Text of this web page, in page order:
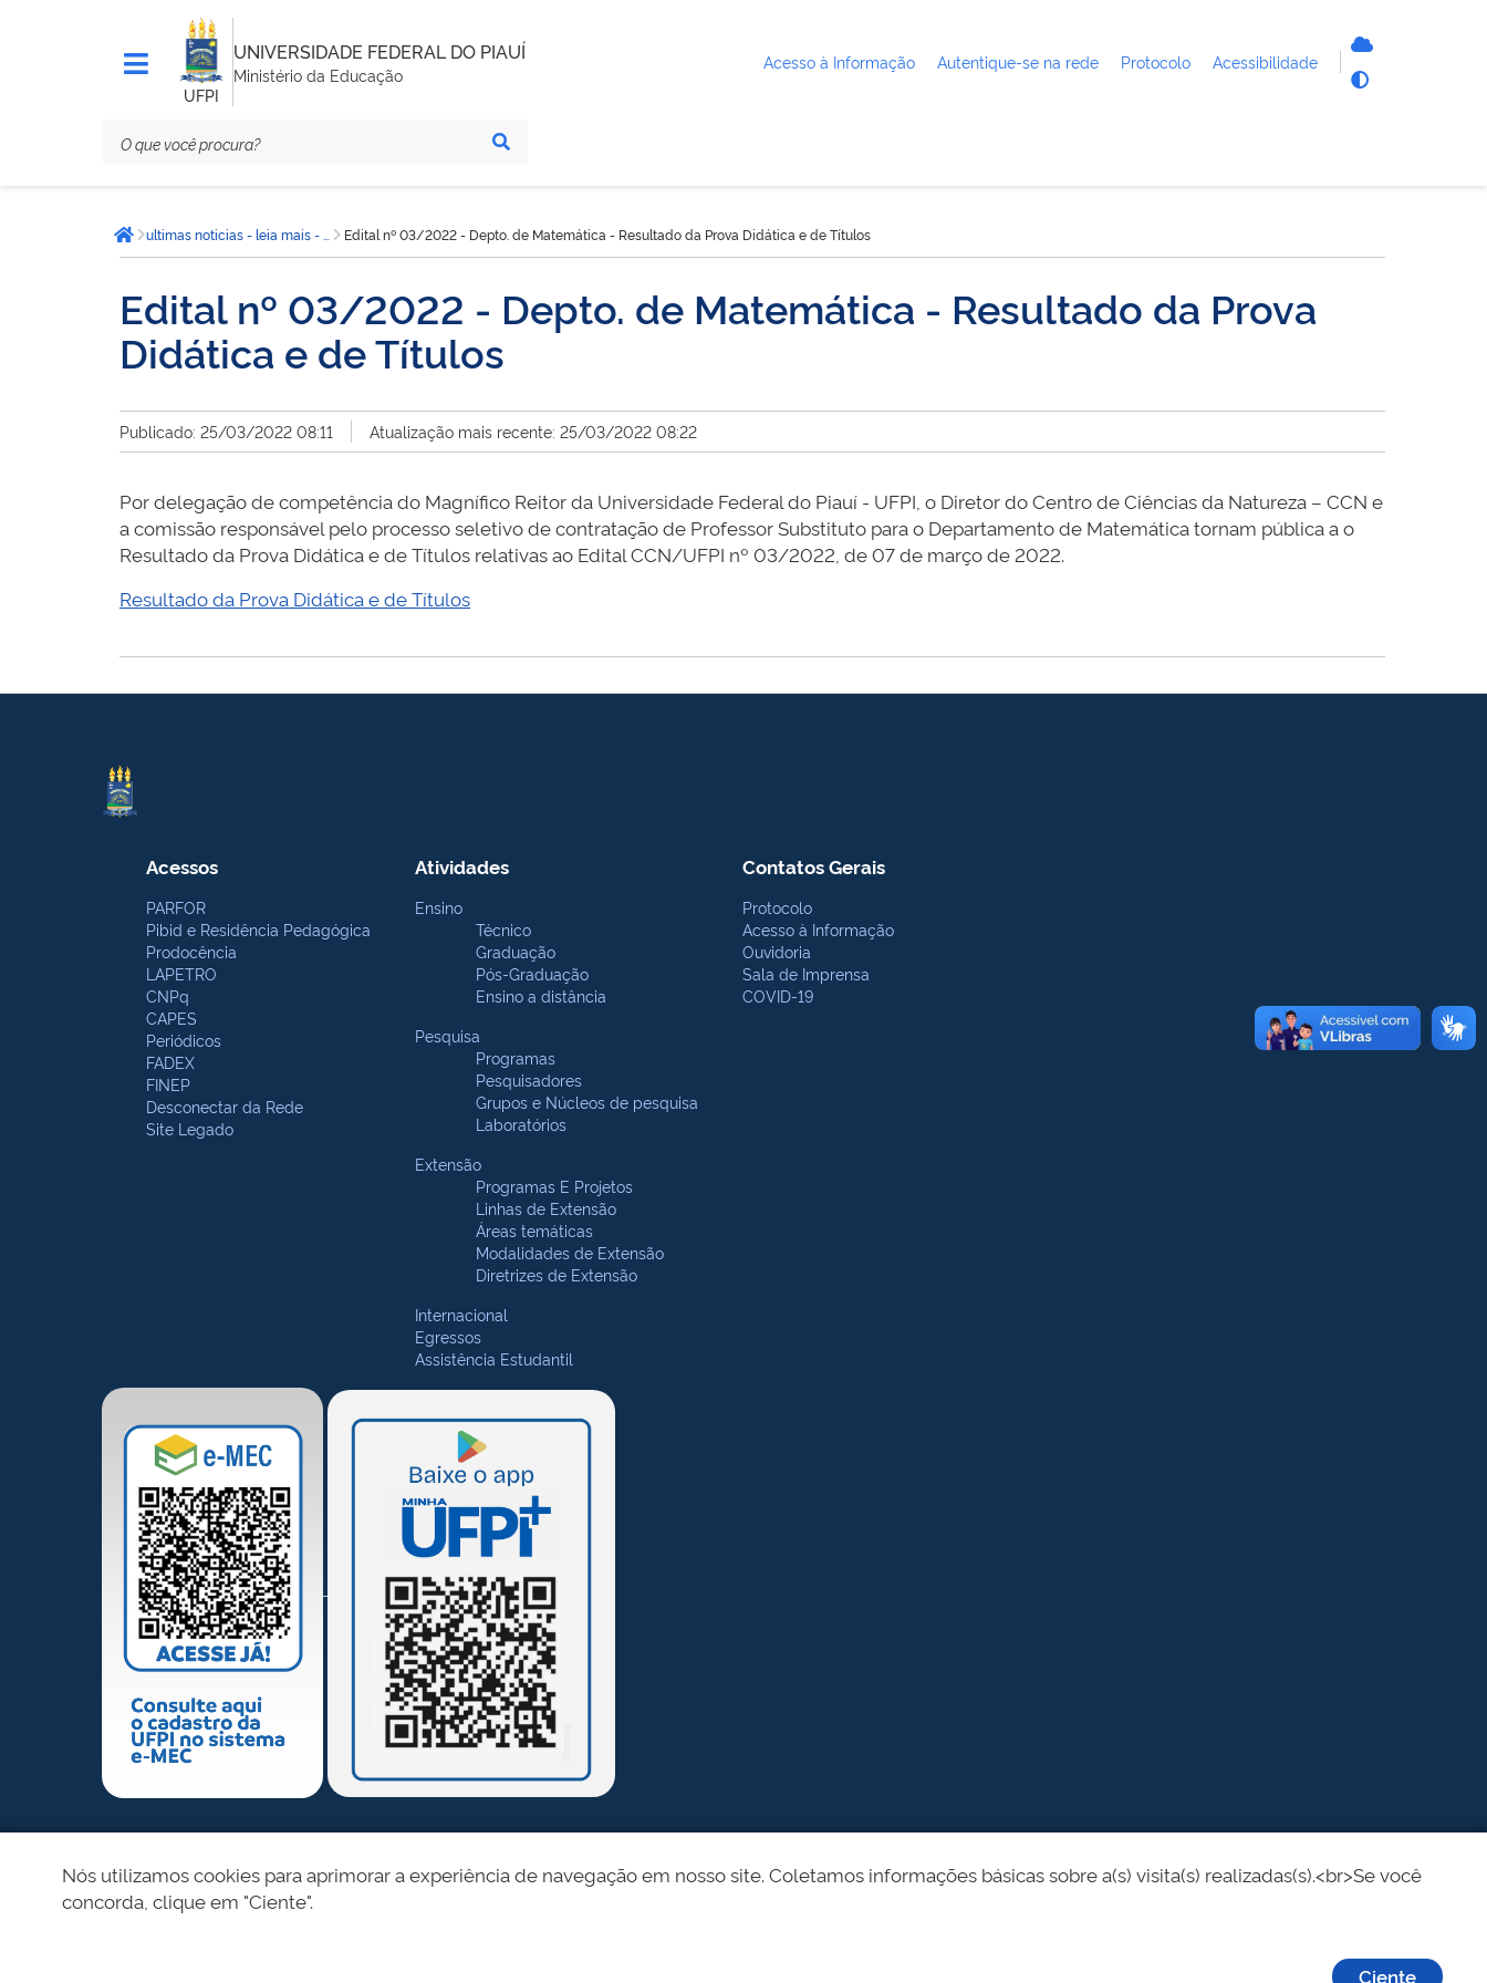
UFPI
UNIVERSIDADE FEDERAL DO PIAUÍ
Ministério da Educação
Acesso à Informação Autentique-se na rede Protocolo Acessibilidade
está
aqui:Página inicial Edital nº 03/2022 - Depto. de Matemática - Resultado da Prova Didática e de Títulos
Edital nº 03/2022 - Depto. de Matemática - Resultado da Prova
Didática e de Títulos
Publicado: 25/03/2022 08:11 Atualização mais recente: 25/03/2022 08:22
Por delegação de competência do Magnífico Reitor da Universidade Federal do Piauí - UFPI, o Diretor do Centro de Ciências da Natureza – CCN e
a comissão responsável pelo processo seletivo de contratação de Professor Substituto para o Departamento de Matemática tornam pública a o
Resultado da Prova Didática e de Títulos relativas ao Edital CCN/UFPI nº 03/2022, de 07 de março de 2022.
Resultado da Prova Didática e de Títulos
Acessos
PARFOR
Pibid e Residência Pedagógica
Prodocência
LAPETRO
CNPq
CAPES
Periódicos
FADEX
FINEP
Desconectar da Rede
Site Legado
Atividades
Ensino
Técnico
Graduação
Pós-Graduação
Ensino a distância
Pesquisa
Programas
Pesquisadores
Grupos e Núcleos de pesquisa
Laboratórios
Extensão
Programas E Projetos
Linhas de Extensão
Áreas temáticas
Modalidades de Extensão
Diretrizes de Extensão
Internacional
Egressos
Assistência Estudantil
Contatos Gerais
Protocolo
Acesso à Informação
Ouvidoria
Sala de Imprensa
COVID-19
REDES SOCIAIS
Nós utilizamos cookies para aprimorar a experiência de navegação em nosso site. Coletamos informações básicas sobre a(s) visita(s) realizadas(s).<br>Se você
concorda, clique em "Ciente".
Ciente